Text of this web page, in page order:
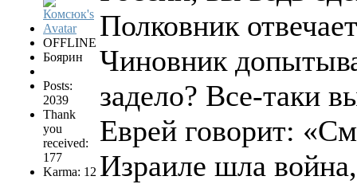
OFFLINE
Боярин
Posts:
2039
Thank
you
received:
177
Karma: 12
Полковник
Чиновник
задело? Все-таки
Еврей говорит:
Израиле шла